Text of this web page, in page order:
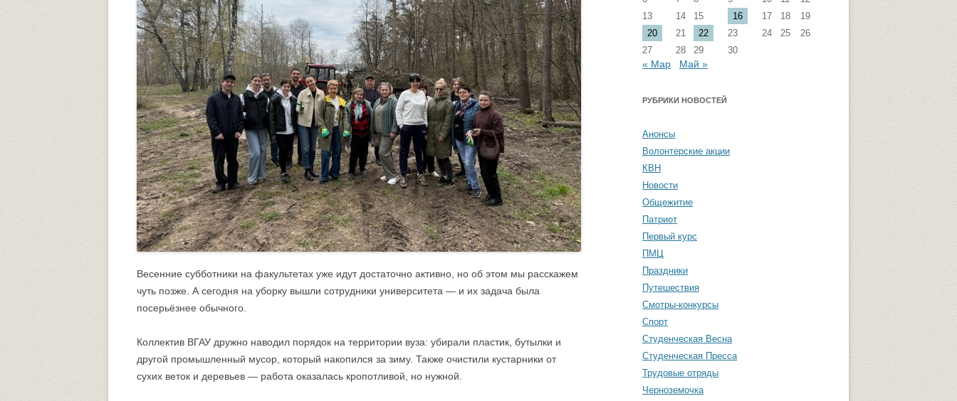
Университетский городок
Психологическая служба
Центр культуры и творчества
Спортивно-оздоровительный центр
Центр гражданско-патриотического
воспитания и просвещения
ОБЩЕСТВЕННЫЕ ОРГАНИЗАЦИИ
Питание
Центр культуры и творчества
«отлично»
Именные стипендии
Материальная поддержка студентов
безопасность
Профилактика экстремизма
Террористическая угроза: памятка
студентам
Безопасность. Памятка студентам
Спортивно-оздоровительное
направление
Штаб студенческих отрядов
Группа ФВМиТЖ
Группа ЭФ
Группа ГПФ
Группа ТТ
Студенческая газета «Активы и
пассивы»
Весенние субботники на факультетах уже идут достаточно активно, но об этом мы расскажем
чуть позже. А сегодня на уборку вышли сотрудники университета — и их задача была
посерьёзнее обычного.
Коллектив ВГАУ дружно наводил порядок на территории вуза: убирали пластик, бутылки и
другой промышленный мусор, который накопился за зиму. Также очистили кустарники от
сухих веток и деревьев — работа оказалась кропотливой, но нужной.
13
14 15 16 17 18
19
20
21 22 23 24 25
26
27
28 29 30
« Мар Май »
РУБРИКИ НОВОСТЕЙ
Анонсы
Волонтерские акции
КВН
Новости
Общежитие
Патриот
Первый курс
ПМЦ
Праздники
Путешествия
Смотры-конкурсы
Спорт
Студенческая Весна
Студенческая Пресса
Трудовые отряды
Черноземочка